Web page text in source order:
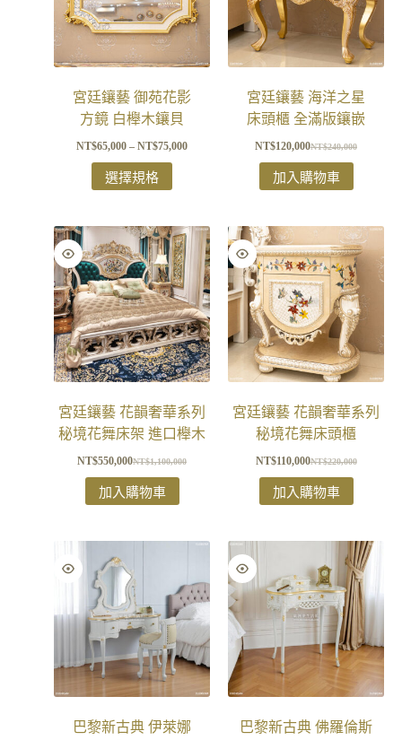
宮廷鑲藝 御苑花影
方鏡 白櫸木鑲貝
NT$65,000 – NT$75,000
選擇規格
宮廷鑲藝 海洋之星
床頭櫃 全滿版鑲嵌
NT$240,000
NT$120,000
加入購物車
宮廷鑲藝 花韻奢華系列
秘境花舞床架 進口櫸木
NT$1,100,000
NT$550,000
加入購物車
宮廷鑲藝 花韻奢華系列
秘境花舞床頭櫃
NT$220,000
NT$110,000
加入購物車
巴黎新古典 伊萊娜
巴黎新古典 佛羅倫斯